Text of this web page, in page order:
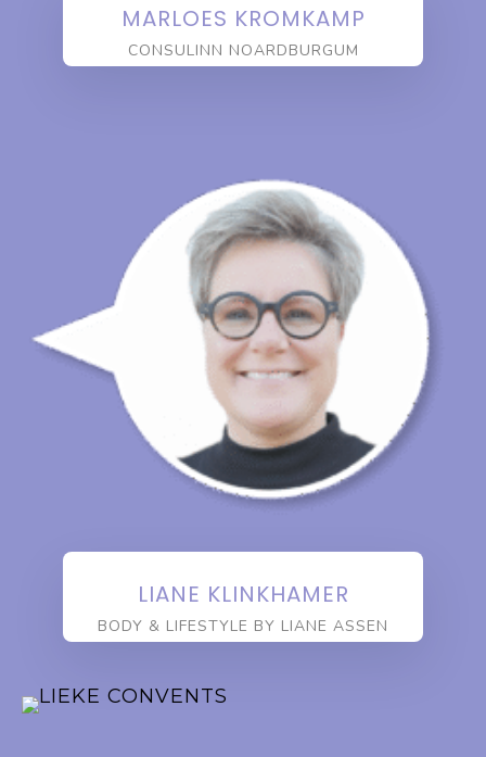
MARLOES KROMKAMP
CONSULINN NOARDBURGUM
LIANE KLINKHAMER
BODY & LIFESTYLE BY LIANE ASSEN